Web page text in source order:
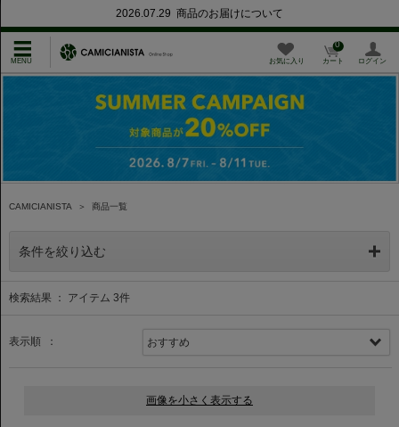
2026.07.29 商品のお届けについて
お気に入り カート
0
ログイン
CAMICIANISTA ＞ 商品一覧
条件を絞り込む
検索結果 ： アイテム 3件
表示順 ：